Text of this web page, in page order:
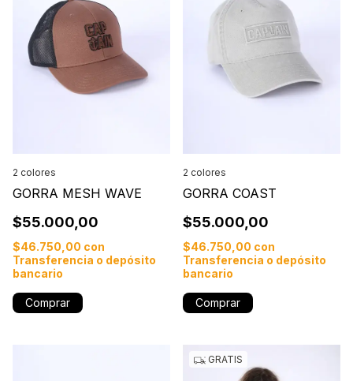
GORRA MESH WAVE
$55.000,00
$46.750,00 con
Transferencia o depósito
bancario
2 colores
Comprar
GORRA COAST
$55.000,00
$46.750,00 con
Transferencia o depósito
bancario
2 colores
Comprar
GRATIS